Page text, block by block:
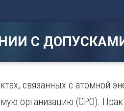
Н
Новокузнецк
Новосибирск
С
связанных с атомной
организацию (СРО).